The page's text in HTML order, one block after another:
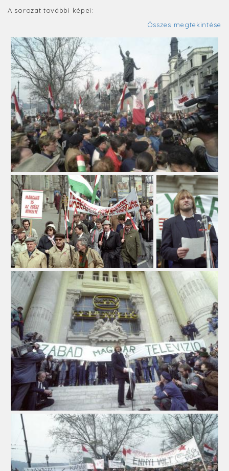
A sorozat további képei:
Összes megtekintése